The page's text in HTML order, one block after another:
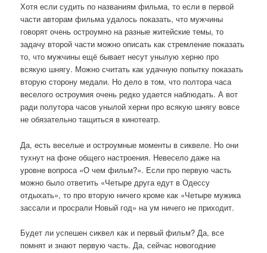
Хотя если судить по названиям фильма, то если в первой
части авторам фильма удалось показать, что мужчины
говорят очень остроумно на разные житейские темы, то
задачу второй части можно описать как стремление показать
то, что мужчины ещё бывает несут унылую херню про
всякую шнягу. Можно считать как удачную попытку показать
вторую сторону медали. Но дело в том, что полтора часа
веселого остроумия очень редко удается наблюдать. А вот
ради полутора часов унылой херни про всякую шнягу вовсе
не обязательно тащиться в кинотеатр.
Да, есть веселые и остроумные моменты в сиквеле. Но они
тухнут на фоне общего настроения. Невесело даже на
уровне вопроса «О чем фильм?». Если про первую часть
можно было ответить «Четыре друга едут в Одессу
отдыхать», то про вторую ничего кроме как «Четыре мужика
зассали и просрали Новый год» на ум ничего не приходит.
Будет ли успешен сиквел как и первый фильм? Да, все
помнят и знают первую часть. Да, сейчас новогодние